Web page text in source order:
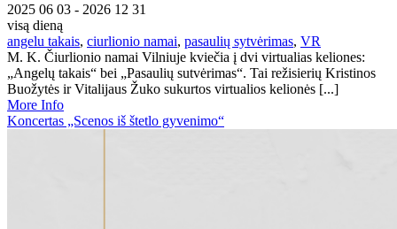
2025 06 03 - 2026 12 31
visą dieną
angelu takais, ciurlionio namai, pasaulių sytvėrimas, VR
M. K. Čiurlionio namai Vilniuje kviečia į dvi virtualias keliones:
„Angelų takais“ bei „Pasaulių sutvėrimas“. Tai režisierių Kristinos
Buožytės ir Vitalijaus Žuko sukurtos virtualios kelionės [...]
More Info
Koncertas „Scenos iš štetlo gyvenimo“